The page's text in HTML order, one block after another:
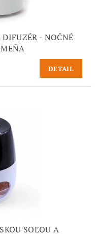
- NOČNÉ
DETAIL
SOĽOU A